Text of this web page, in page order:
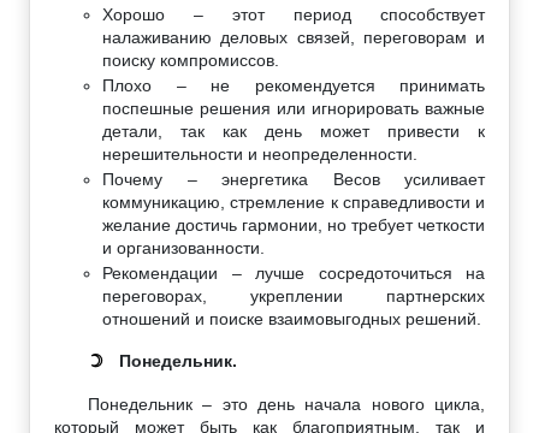
Хорошо – этот период способствует
налаживанию деловых связей, переговорам и
поиску компромиссов.
Плохо – не рекомендуется принимать
поспешные решения или игнорировать важные
детали, так как день может привести к
нерешительности и неопределенности.
Почему – энергетика Весов усиливает
коммуникацию, стремление к справедливости и
желание достичь гармонии, но требует четкости
и организованности.
Рекомендации – лучше сосредоточиться на
переговорах, укреплении партнерских
отношений и поиске взаимовыгодных решений.
☽ Понедельник.
Понедельник – это день начала нового цикла,
который может быть как благоприятным, так и